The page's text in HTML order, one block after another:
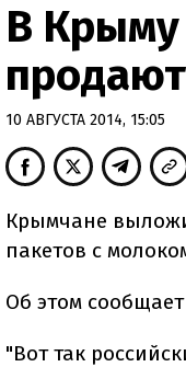
В Крыму
10 АВГУСТА 2014, 15:05
Крымчане
пакетов с
Об этом сообщает
"Вот так